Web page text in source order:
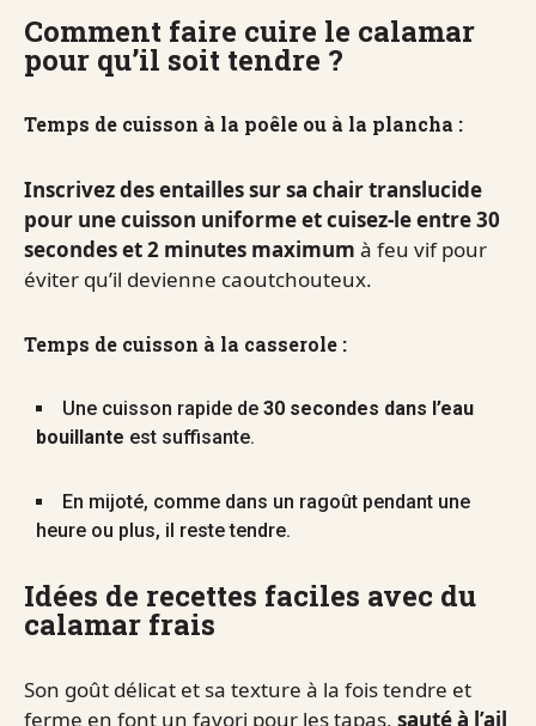
Comment faire cuire le calamar
pour qu’il soit tendre ?
Temps de cuisson à la poêle ou à la plancha :
Inscrivez des entailles sur sa chair translucide
pour une cuisson uniforme et cuisez-le entre 30
secondes et 2 minutes maximum à feu vif pour
éviter qu’il devienne caoutchouteux.
Temps de cuisson à la casserole :
Une cuisson rapide de 30 secondes dans l’eau
bouillante est suffisante.
En mijoté, comme dans un ragoût pendant une
heure ou plus, il reste tendre.
Idées de recettes faciles avec du
calamar frais
Son goût délicat et sa texture à la fois tendre et
ferme en font un favori pour les tapas, sauté à l’ail